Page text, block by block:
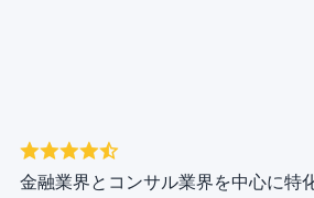
金融業界とコンサル業界を中心に特